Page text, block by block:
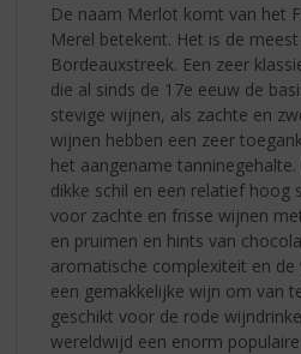
De naam Merlot komt van het
Merel betekent. Het is de
Bordeauxstreek. Een zeer
die al sinds de 17e eeuw de
stevige wijnen, als zachte en
wijnen hebben een zeer
het aangename
dikke schil en een relatief hoog
voor zachte en frisse wijnen
en pruimen en hints van
aromatische complexiteit en
een gemakkelijke wijn om van
geschikt voor de rode
wereldwijd een enorm